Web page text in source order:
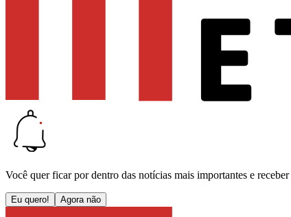
Você quer ficar por dentro das notícias mais importantes e receber
Eu quero! Agora não